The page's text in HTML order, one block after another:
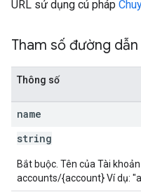
URL sử dụng cú pháp
Tham số đường dẫn
Thông số
name
string
Bắt buộc. Tên của Tài
accounts/{account} Ví dụ: